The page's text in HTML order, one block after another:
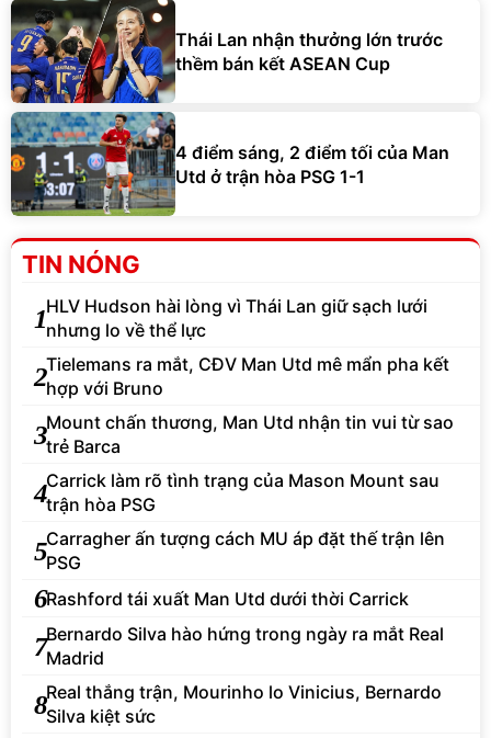
Thái Lan nhận thưởng lớn trước
thềm bán kết ASEAN Cup
4 điểm sáng, 2 điểm tối của Man
Utd ở trận hòa PSG 1-1
TIN NÓNG
1HLV Hudson hài lòng vì Thái Lan giữ sạch lưới
nhưng lo về thể lực
2Tielemans ra mắt, CĐV Man Utd mê mẩn pha kết
hợp với Bruno
3Mount chấn thương, Man Utd nhận tin vui từ sao
trẻ Barca
4Carrick làm rõ tình trạng của Mason Mount sau
trận hòa PSG
5Carragher ấn tượng cách MU áp đặt thế trận lên
PSG
6Rashford tái xuất Man Utd dưới thời Carrick
7Bernardo Silva hào hứng trong ngày ra mắt Real
Madrid
8Real thắng trận, Mourinho lo Vinicius, Bernardo
Silva kiệt sức